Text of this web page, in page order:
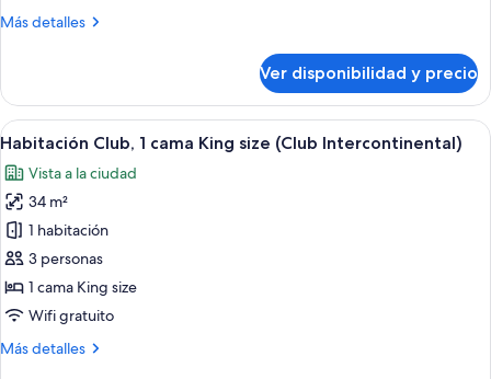
individuales,
Más detalles
Más
superior,
camas
para
fumadores
Ver disponibilidad y precio
Ver
todas
las
fotos
de
Habitación
Club,
1
King
Habitación de hotel con una cama
7
Habitación Club, 1 cama King size (Club Intercontinental)
Vista a la ciudad
34 m²
1 habitación
3 personas
1 cama King size
Wifi gratuito
Más detalles
Más